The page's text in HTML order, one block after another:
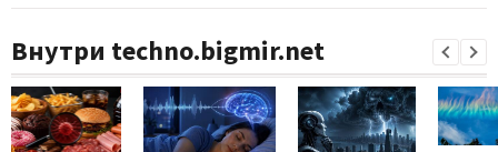
Внутри techno.bigmir.net